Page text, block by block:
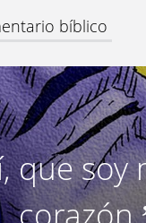
bíblico
que soy